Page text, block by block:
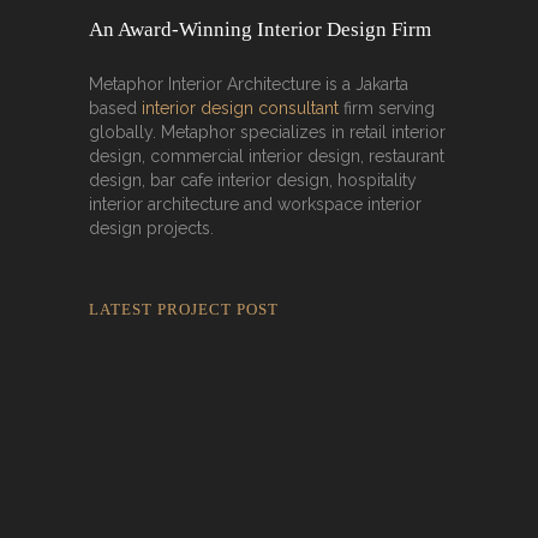
An Award-Winning Interior Design Firm
Metaphor Interior Architecture is a Jakarta
based interior design consultant firm serving
globally. Metaphor specializes in retail interior
design, commercial interior design, restaurant
design, bar cafe interior design, hospitality
interior architecture and workspace interior
design projects.
LATEST PROJECT POST